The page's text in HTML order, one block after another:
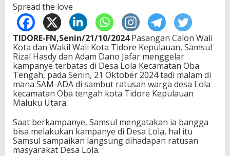
Spread the love
TIDORE-FN,Senin/21/10/2024Pasangan Calon Wali
Kota dan Wakil Wali Kota Tidore Kepulauan, Samsul
Rizal Hasdy dan Adam Dano Jafar menggelar
kampanye terbatas di Desa Lola Kecamatan Oba
Tengah, pada Senin, 21 Oktober 2024 tadi malam di
mana SAM-ADA di sambut ratusan warga desa Lola
kecamatan Oba tengah kota Tidore Kepulauan
Maluku Utara.
Saat berkampanye, Samsul mengatakan ia bangga
bisa melakukan kampanye di Desa Lola, hal itu
Samsul sampaikan langsung dihadapan ratusan
masyarakat Desa Lola.